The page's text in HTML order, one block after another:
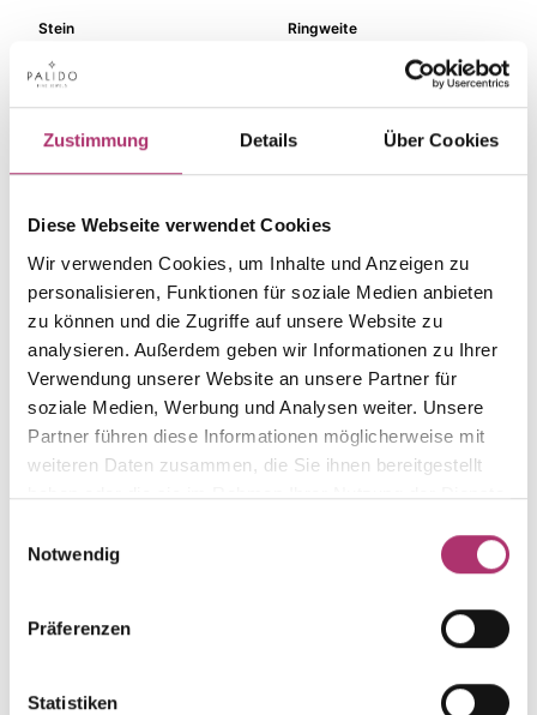
Zustimmung Details Über Cookies
Diese Webseite verwendet Cookies
Wir verwenden Cookies, um Inhalte und Anzeigen zu
personalisieren, Funktionen für soziale Medien anbieten
zu können und die Zugriffe auf unsere Website zu
analysieren. Außerdem geben wir Informationen zu Ihrer
Verwendung unserer Website an unsere Partner für
soziale Medien, Werbung und Analysen weiter. Unsere
Partner führen diese Informationen möglicherweise mit
weiteren Daten zusammen, die Sie ihnen bereitgestellt
haben oder die sie im Rahmen Ihrer Nutzung der Dienste
Notwendig
Präferenzen
Statistiken
Stein
Ringweite
aus der Kollektion.
Ring · K11943G
Lebensbegleiter · Ring · Gelbgold 585 ·
Süßwasserperle · Zirkonia
Anhänger · K11942G